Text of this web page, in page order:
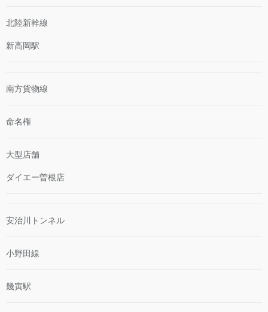
北陸新幹線
新高岡駅
南方貨物線
命名権
大型店舗
ダイエー曽根店
安治川トンネル
小野田線
幾寅駅